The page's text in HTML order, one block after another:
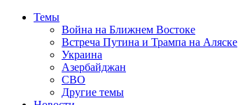
Темы
Война на Ближнем Востоке
Встреча Путина и Трампа на Аляске
Украина
Азербайджан
СВО
Другие темы